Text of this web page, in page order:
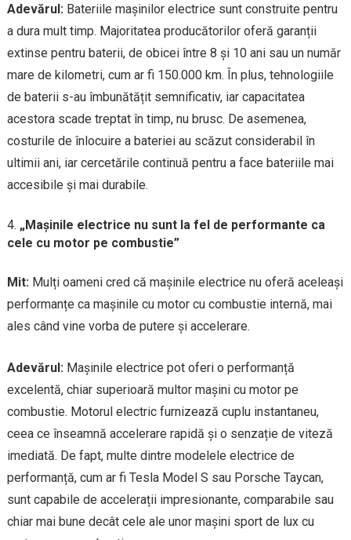
Adevărul:Bateriile mașinilor electrice sunt construite pentru
a dura mult timp. Majoritatea producătorilor oferă garanții
extinse pentru baterii, de obicei între 8 și 10 ani sau un număr
mare de kilometri, cum ar fi 150.000 km. În plus, tehnologiile
de baterii s-au îmbunătățit semnificativ, iar capacitatea
acestora scade treptat în timp, nu brusc. De asemenea,
costurile de înlocuire a bateriei au scăzut considerabil în
ultimii ani, iar cercetările continuă pentru a face bateriile mai
accesibile și mai durabile.
„Mașinile electrice nu sunt la fel de performante ca
cele cu motor pe combustie”
Mit:Mulți oameni cred că mașinile electrice nu oferă aceleași
performanțe ca mașinile cu motor cu combustie internă, mai
ales când vine vorba de putere și accelerare.
Adevărul:Mașinile electrice pot oferi o performanță
excelentă, chiar superioară multor mașini cu motor pe
combustie. Motorul electric furnizează cuplu instantaneu,
ceea ce înseamnă accelerare rapidă și o senzație de viteză
imediată. De fapt, multe dintre modelele electrice de
performanță, cum ar fi Tesla Model S sau Porsche Taycan,
sunt capabile de accelerații impresionante, comparabile sau
chiar mai bune decât cele ale unor mașini sport de lux cu